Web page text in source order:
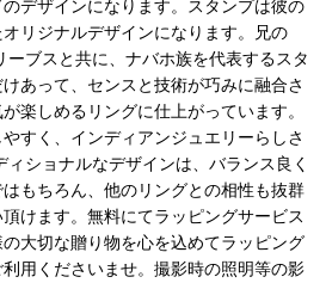
デザインになります。スタンプは彼の
リジナルデザインになります。兄の
ブスと共に、ナバホ族を代表するスタ
あって、センスと技術が巧みに融合さ
楽しめるリングに仕上がっています。
すく、インディアンジュエリーらしさ
ショナルなデザインは、バランス良く
もちろん、他のリングとの相性も抜群
けます。無料にてラッピングサービス
大切な贈り物を心を込めてラッピング
用くださいませ。撮影時の照明等の影